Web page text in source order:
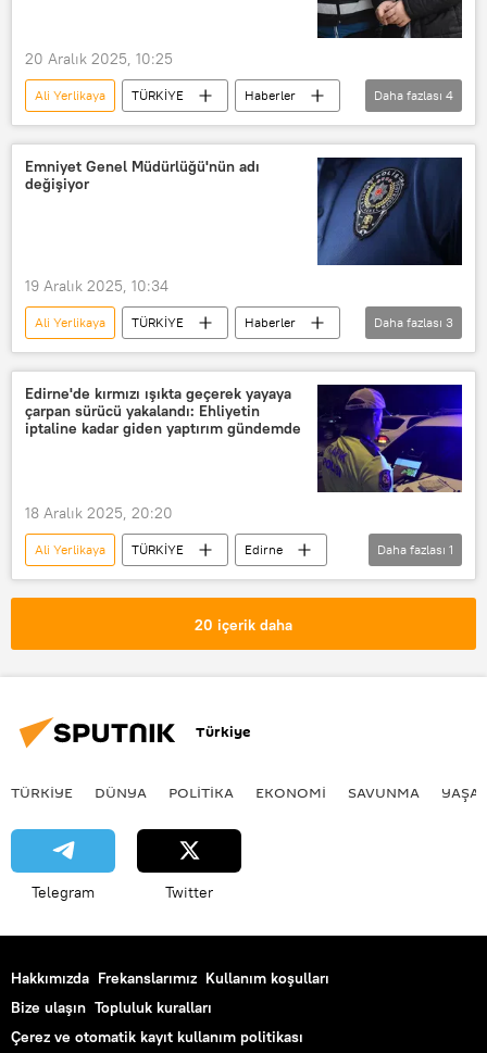
20 Aralık 2025, 10:25
Ali Yerlikaya TÜRKİYE
Haberler
Gaziantep
Muğla
Balıkesir
Cumhuriyet
Daha fazlası 4
Emniyet Genel Müdürlüğü'nün adı
değişiyor
19 Aralık 2025, 10:34
Ali Yerlikaya TÜRKİYE
Haberler
Emniyet Genel Müdürlüğü (EGM)
Teşkilat, İsveç Güvenlik Polisi’nin (SAPO)
Meclis
Daha fazlası 3
Edirne'de kırmızı ışıkta geçerek yayaya
çarpan sürücü yakalandı: Ehliyetin
iptaline kadar giden yaptırım gündemde
18 Aralık 2025, 20:20
Ali Yerlikaya TÜRKİYE
Edirne
Kırmızı ışık
Daha fazlası 1
20 içerik daha
Türkiye
TÜRKIYE DÜNYA POLİTİKA EKONOMİ SAVUNMA
Telegram Twitter
Hakkımızda Frekanslarımız Kullanım koşulları
Bize ulaşın Topluluk kuralları
Çerez ve otomatik kayıt kullanım politikası